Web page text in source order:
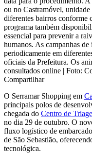
ou no Castramóvel,
diferentes bairros conforme
programa também
essencial para prevenir a
humanos. As campanhas
periodicamente em
oficiais da Prefeitura. Os
consultados online | Foto:
Compartilhar
O Serramar Shopping em
principais polos de
chegada do Centro de
no dia 29 de outubro. O
fluxo logístico de
de São Sebastião,
tecnológica.